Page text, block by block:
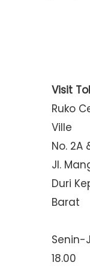
Visit
Ruko
Ville
No. 2A
Jl.
Duri
Barat
Senin-
18.00